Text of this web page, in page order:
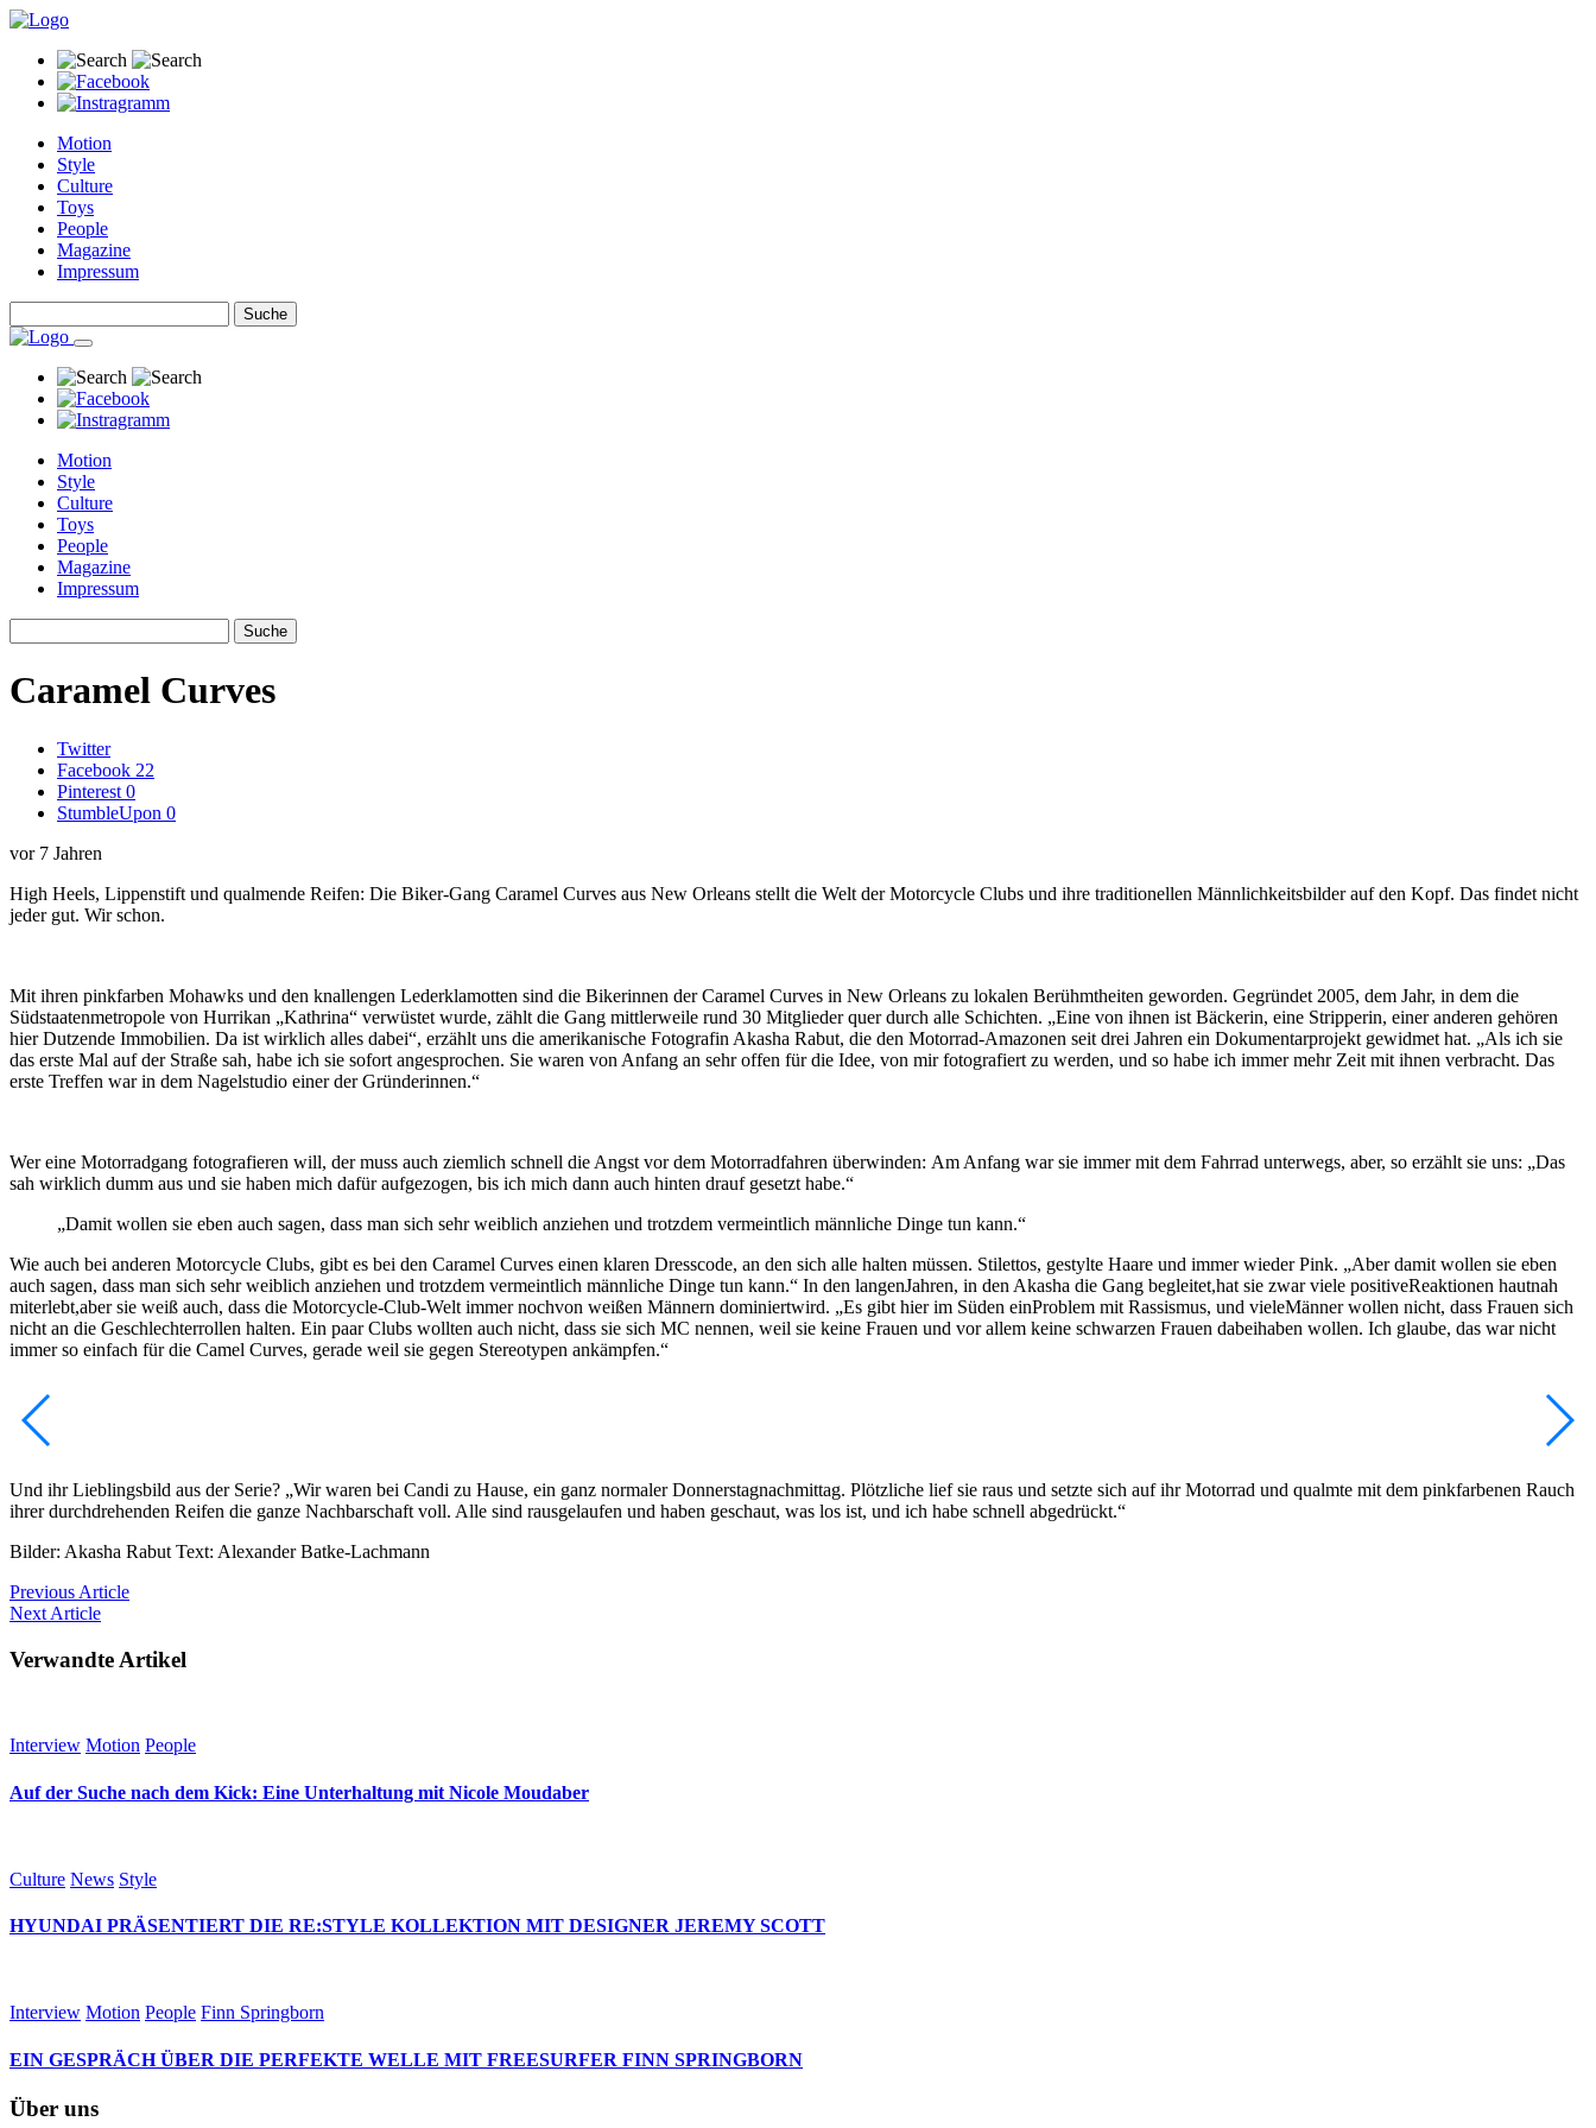
Motion
Style
Culture
Toys
People
Magazine
Impressum
Motion
Style
Culture
Toys
People
Magazine
Impressum
Caramel Curves
Twitter
Facebook 22
Pinterest 0
StumbleUpon 0
vor 7 Jahren
High Heels, Lippenstift und qualmende Reifen: Die Biker-Gang Caramel Curves aus New Orleans stellt die Welt der Motorcycle Clubs und ihre traditionellen Männlichkeitsbilder auf den Kopf. Das findet nicht
jeder gut. Wir schon.
Mit ihren pinkfarben Mohawks und den knallengen Lederklamotten sind die Bikerinnen der Caramel Curves in New Orleans zu lokalen Berühmtheiten geworden. Gegründet 2005, dem Jahr, in dem die
Südstaatenmetropole von Hurrikan „Kathrina“ verwüstet wurde, zählt die Gang mittlerweile rund 30 Mitglieder quer durch alle Schichten. „Eine von ihnen ist Bäckerin, eine Stripperin, einer anderen gehören
hier Dutzende Immobilien. Da ist wirklich alles dabei“, erzählt uns die amerikanische Fotografin Akasha Rabut, die den Motorrad-Amazonen seit drei Jahren ein Dokumentarprojekt gewidmet hat. „Als ich sie
das erste Mal auf der Straße sah, habe ich sie sofort angesprochen. Sie waren von Anfang an sehr offen für die Idee, von mir fotografiert zu werden, und so habe ich immer mehr Zeit mit ihnen verbracht. Das
erste Treffen war in dem Nagelstudio einer der Gründerinnen.“
Wer eine Motorradgang fotografieren will, der muss auch ziemlich schnell die Angst vor dem Motorradfahren überwinden: Am Anfang war sie immer mit dem Fahrrad unterwegs, aber, so erzählt sie uns: „Das
sah wirklich dumm aus und sie haben mich dafür aufgezogen, bis ich mich dann auch hinten drauf gesetzt habe.“
„Damit wollen sie eben auch sagen, dass man sich sehr weiblich anziehen und trotzdem vermeintlich männliche Dinge tun kann.“
Wie auch bei anderen Motorcycle Clubs, gibt es bei den Caramel Curves einen klaren Dresscode, an den sich alle halten müssen. Stilettos, gestylte Haare und immer wieder Pink. „Aber damit wollen sie eben
auch sagen, dass man sich sehr weiblich anziehen und trotzdem vermeintlich männliche Dinge tun kann.“ In den langenJahren, in den Akasha die Gang begleitet,hat sie zwar viele positiveReaktionen hautnah
miterlebt,aber sie weiß auch, dass die Motorcycle-Club-Welt immer nochvon weißen Männern dominiertwird. „Es gibt hier im Süden einProblem mit Rassismus, und vieleMänner wollen nicht, dass Frauen sich
nicht an die Geschlechterrollen halten. Ein paar Clubs wollten auch nicht, dass sie sich MC nennen, weil sie keine Frauen und vor allem keine schwarzen Frauen dabeihaben wollen. Ich glaube, das war nicht
immer so einfach für die Camel Curves, gerade weil sie gegen Stereotypen ankämpfen.“
Und ihr Lieblingsbild aus der Serie? „Wir waren bei Candi zu Hause, ein ganz normaler Donnerstagnachmittag. Plötzliche lief sie raus und setzte sich auf ihr Motorrad und qualmte mit dem pinkfarbenen Rauch
ihrer durchdrehenden Reifen die ganze Nachbarschaft voll. Alle sind rausgelaufen und haben geschaut, was los ist, und ich habe schnell abgedrückt.“
Bilder: Akasha Rabut Text: Alexander Batke-Lachmann
Previous Article
Next Article
Verwandte Artikel
Interview Motion People
Auf der Suche nach dem Kick: Eine Unterhaltung mit Nicole Moudaber
Culture News Style
HYUNDAI PRÄSENTIERT DIE RE:STYLE KOLLEKTION MIT DESIGNER JEREMY SCOTT
Interview Motion People Finn Springborn
EIN GESPRÄCH ÜBER DIE PERFEKTE WELLE MIT FREESURFER FINN SPRINGBORN
Über uns